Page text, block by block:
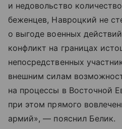
и недовольство
беженцев, Навроцкий не
о выгоде военных
конфликт на границах
непосредственных
внешним силам
на процессы в Восточной
при этом прямого
армий», — пояснил Белик.